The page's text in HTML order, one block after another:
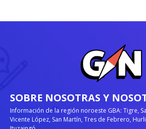
SOBRE NOSOTRAS Y
Información de la región noroeste GBA: Tigre,
Vicente López, San Martín, Tres de Febrero,